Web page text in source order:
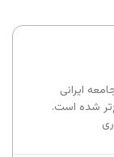
ایرانی
شده است.